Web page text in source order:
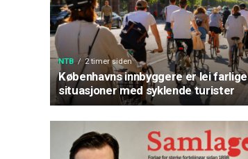
NTB 2 timer siden
Københavns innbyggere er lei farlige
situasjoner med syklende turister